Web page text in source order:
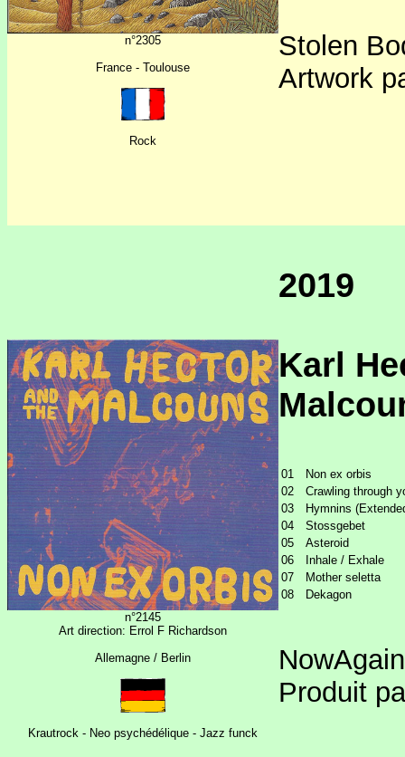
n°2305
France - Toulouse
Rock
Stolen
Artwork
n°2145
Art direction: Errol F Richardson
Allemagne / Berlin
Krautrock - Neo psychédélique - Jazz funck
2019
Karl
01
Non ex orbis
02
Crawling through
03
Hymnins
04
Stossgebet
05
Asteroid
06
Inhale / Exhale
07
Mother seletta
08
Dekagon
Produit